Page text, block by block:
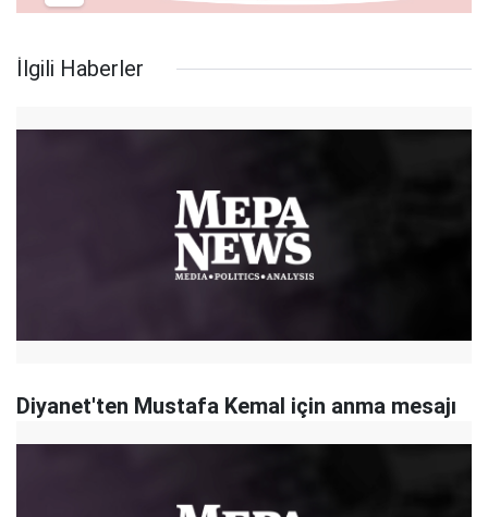
İlgili Haberler
Diyanet'ten Mustafa Kemal için anma mesajı